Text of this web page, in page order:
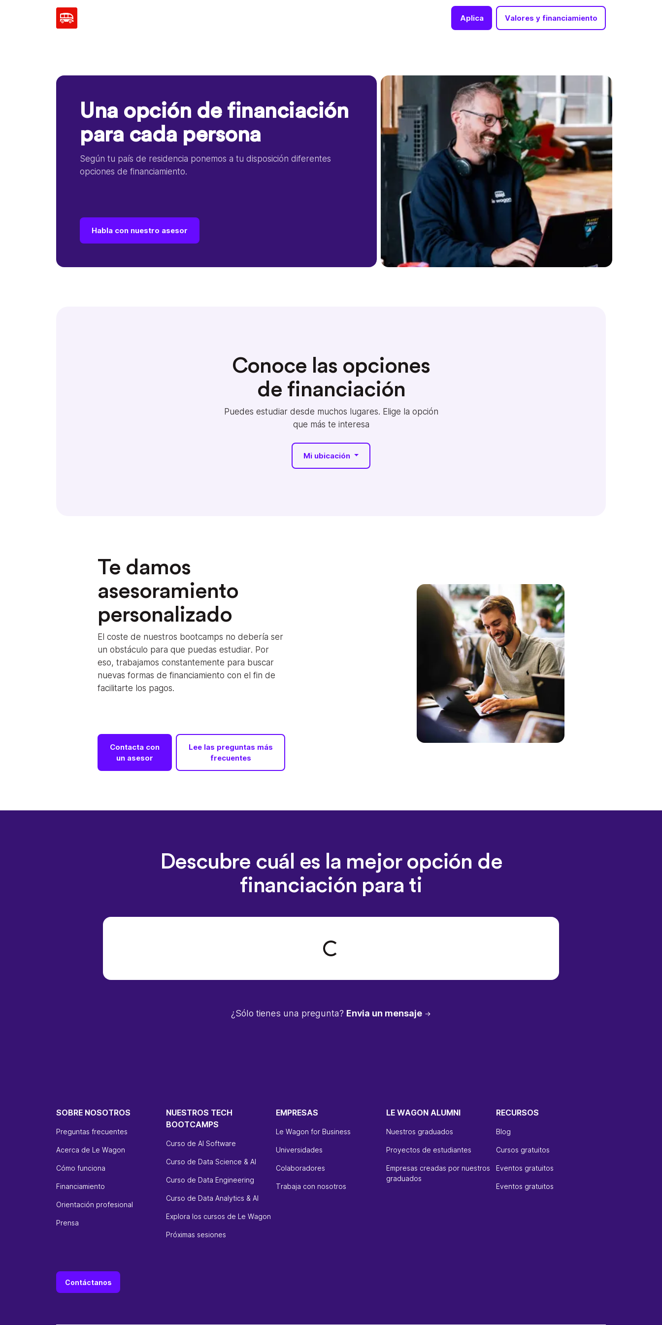
Aplica Valores y financiamiento
Una opción de financiación
para cada persona
Según tu país de residencia ponemos a tu disposición diferentes
opciones de financiamiento.
Habla con nuestro asesor
Conoce las opciones
de financiación
Puedes estudiar desde muchos lugares. Elige la opción
que más te interesa
Mi ubicación
Te damos
asesoramiento
personalizado
El coste de nuestros bootcamps no debería ser
un obstáculo para que puedas estudiar. Por
eso, trabajamos constantemente para buscar
nuevas formas de financiamiento con el fin de
facilitarte los pagos.
Contacta con
un asesor
Lee las preguntas más
frecuentes
Descubre cuál es la mejor opción de
financiación para ti
Loading form...
¿Sólo tienes una pregunta? Envia un mensaje
SOBRE NOSOTROS
Preguntas frecuentes
Acerca de Le Wagon
Cómo funciona
Financiamiento
Orientación profesional
Prensa
NUESTROS TECH
BOOTCAMPS
Curso de AI Software
Curso de Data Science & AI
Curso de Data Engineering
Curso de Data Analytics & AI
Explora los cursos de Le Wagon
Próximas sesiones
EMPRESAS
Le Wagon for Business
Universidades
Colaboradores
Trabaja con nosotros
LE WAGON ALUMNI
Nuestros graduados
Proyectos de estudiantes
Empresas creadas por nuestros
graduados
RECURSOS
Blog
Cursos gratuitos
Eventos gratuitos
Eventos gratuitos
Contáctanos